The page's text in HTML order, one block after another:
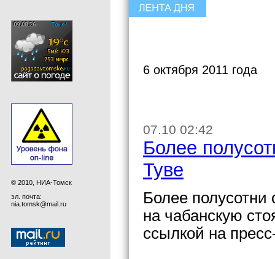
© 2010, НИА-Томск
эл. почта:
nia.tomsk@mail.ru
6 октября 2011 года
07.10 02:42
Более
Туве
Более полусотни
на чабанскую
ссылкой на